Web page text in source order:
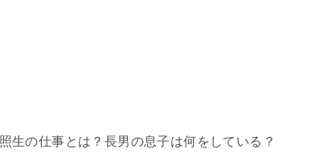
生の仕事とは？長男の息子は何をしている？